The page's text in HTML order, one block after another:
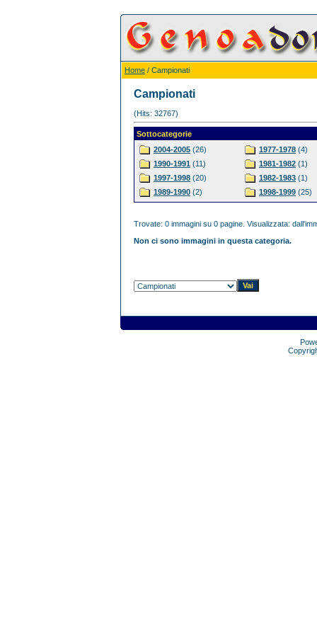
Home / Campionati
Campionati
(Hits: 32767)
Sottocategorie
2004-2005 (26)
1990-1991 (11)
1997-1998 (20)
1989-1990 (2)
1977-1978 (4)
1981-1982 (1)
1982-1983 (1)
1998-1999 (25)
Trovate: 0 immagini su 0 pagine. Visualizzata:
Non ci sono immagini in questa categoria.